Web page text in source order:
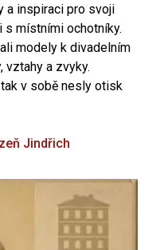
a inspiraci pro svoji
s místními ochotníky.
modely k divadelním
vztahy a zvyky.
v sobě nesly otisk
Jindřich